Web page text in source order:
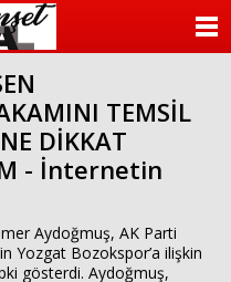
TEMSİL
DİKKAT
- İnternetin
Aydoğmuş, AK Parti
Yozgat Bozokspor’a ilişkin
gösterdi. Aydoğmuş,
YAZARLAR
FOTO GALERİ